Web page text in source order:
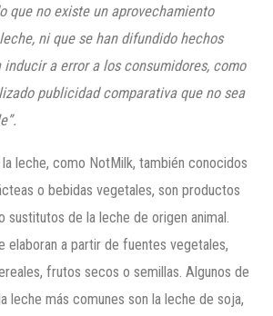
que no existe un aprovechamiento
ni que se han difundido hechos
a error a los consumidores, como
publicidad comparativa que no sea
leche, como NotMilk, también conocidos
o bebidas vegetales, son productos
sustitutos de la leche de origen animal.
elaboran a partir de fuentes vegetales,
frutos secos o semillas. Algunos de
leche más comunes son la leche de soja,